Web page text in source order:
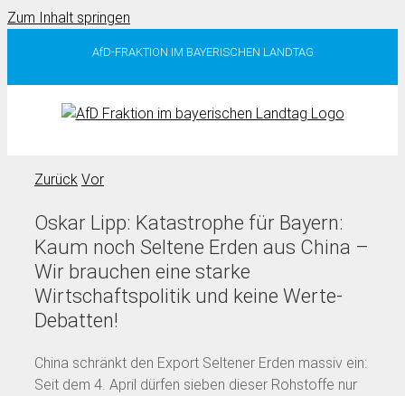
Zum Inhalt springen
AfD-FRAKTION IM BAYERISCHEN LANDTAG
Zurück Vor
Oskar Lipp: Katastrophe für Bayern:
Kaum noch Seltene Erden aus China –
Wir brauchen eine starke
Wirtschaftspolitik und keine Werte-
Debatten!
China schränkt den Export Seltener Erden massiv ein:
Seit dem 4. April dürfen sieben dieser Rohstoffe nur